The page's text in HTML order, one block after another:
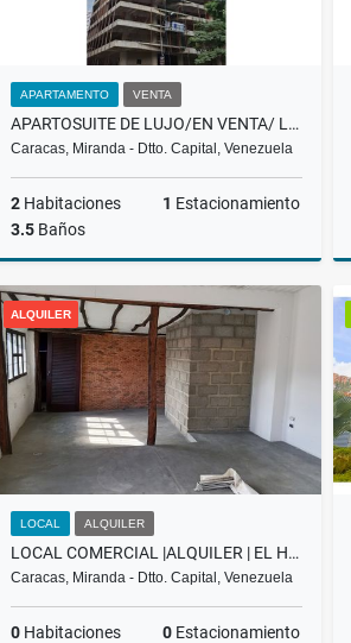
APARTAMENTO VENTA
APARTOSUITE DE LUJO/EN VENTA/ LAS MERCEDES /PROMENADE/ T-8 / SL
Caracas, Miranda - Dtto. Capital, Venezuela
2 Habitaciones 1 Estacionamiento
3.5 Baños
Venta
US$492,940
ALQUILER
LOCAL ALQUILER
LOCAL COMERCIAL |ALQUILER | EL HATILLO |
Caracas, Miranda - Dtto. Capital, Venezuela
0 Habitaciones 0 Estacionamiento